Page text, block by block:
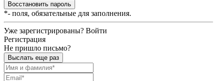
Восстановить пароль
*- поля, обязательные для заполнения.
Уже зарегистрированы? Войти
Регистрация
Не пришло письмо?
Выслать еще раз